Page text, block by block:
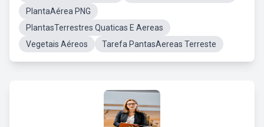
PlantaAérea PNG
PlantasTerrestres Quaticas E Aereas
Vegetais Aéreos
Tarefa PantasAereas Terreste